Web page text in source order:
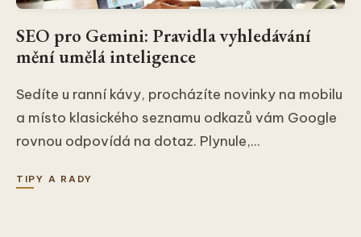
SEO pro Gemini: Pravidla vyhledávání
mění umělá inteligence
Sedíte u ranní kávy, procházíte novinky na mobilu
a místo klasického seznamu odkazů vám Google
rovnou odpovídá na dotaz. Plynule,...
TIPY A RADY